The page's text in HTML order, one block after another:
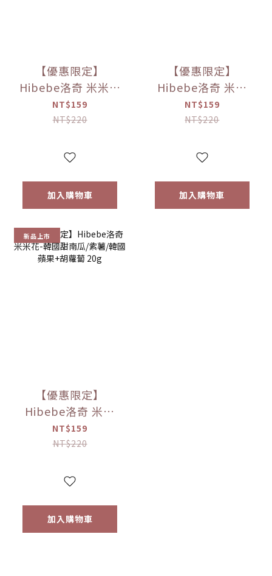
【優惠限定】
Hibebe洛奇 米米樂
長棒-蘋果/香蕉/花
椰菜/紫薯 30g
40g (12M+)
NT$159
NT$220
加入購物車
【優惠限定】
Hibebe洛奇 米米
花-ABC/李子 20g
NT$159
NT$220
加入購物車
新品上市
【優惠限定】
Hibebe洛奇 米米
花-韓國甜南瓜/紫
薯/韓國蘋果+胡蘿
NT$159
NT$220
加入購物車